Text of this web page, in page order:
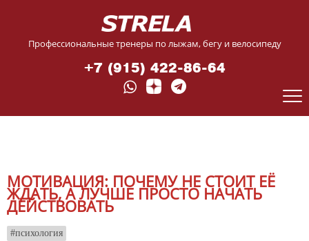
Профессиональные тренеры по лыжам, бегу и велосипеду
+7 (915) 422-86-64
МОТИВАЦИЯ: ПОЧЕМУ НЕ СТОИТ ЕЁ
ЖДАТЬ, А ЛУЧШЕ ПРОСТО НАЧАТЬ
ДЕЙСТВОВАТЬ
психология